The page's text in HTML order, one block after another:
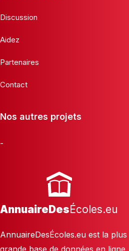
Discussion
Aidez
Partenaires
Contact
Nos autres projets
-
AnnuaireDesÉcoles.eu
AnnuaireDesÉcoles.eu est la plus
grande base de données en ligne